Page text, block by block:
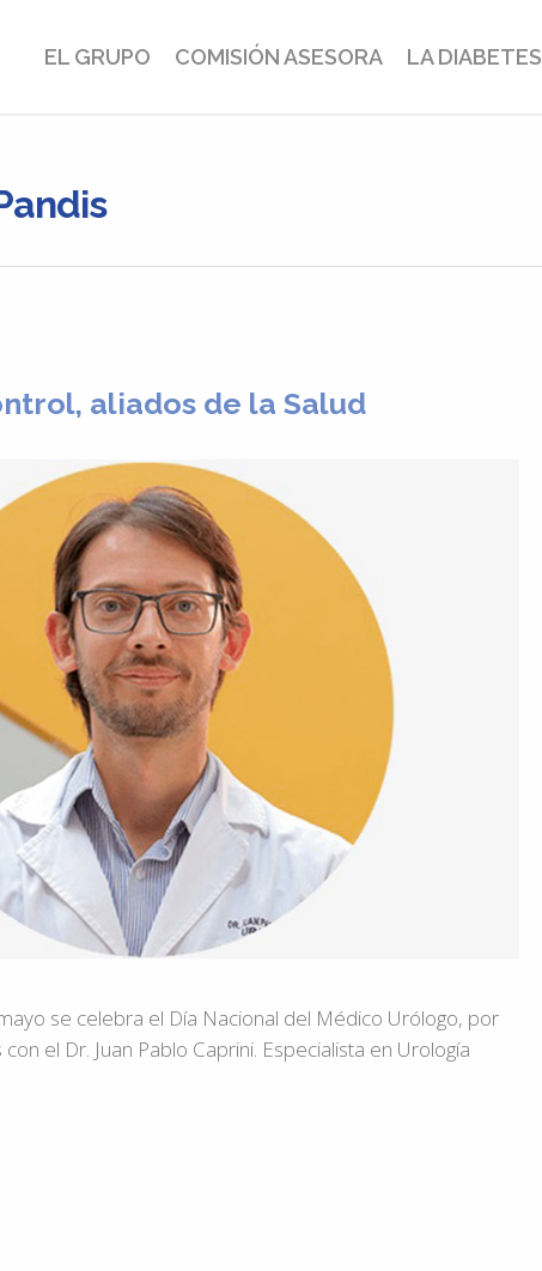
EL GRUPO COMISIÓN ASESORA LA DIABETES
aliados de la Salud
se celebra el Día Nacional del Médico Urólogo, por
el Dr. Juan Pablo Caprini. Especialista en Urología